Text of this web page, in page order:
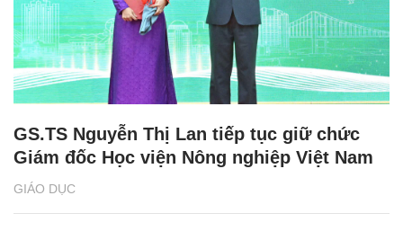
GIÁO DỤC
GS.TS Nguyễn Thị Lan tiếp tục giữ chức
Giám đốc Học viện Nông nghiệp Việt Nam